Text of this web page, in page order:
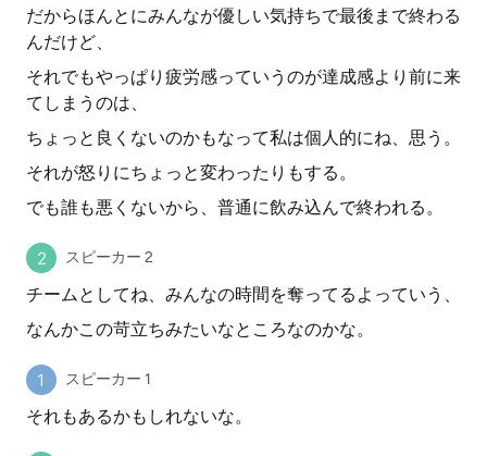
だからほんとにみんなが優しい気持ちで最後まで終わる
んだけど、
それでもやっぱり疲労感っていうのが達成感より前に来
てしまうのは、
ちょっと良くないのかもなって私は個人的にね、思う。
それが怒りにちょっと変わったりもする。
でも誰も悪くないから、普通に飲み込んで終われる。
スピーカー 2
チームとしてね、みんなの時間を奪ってるよっていう、
なんかこの苛立ちみたいなところなのかな。
スピーカー 1
それもあるかもしれないな。